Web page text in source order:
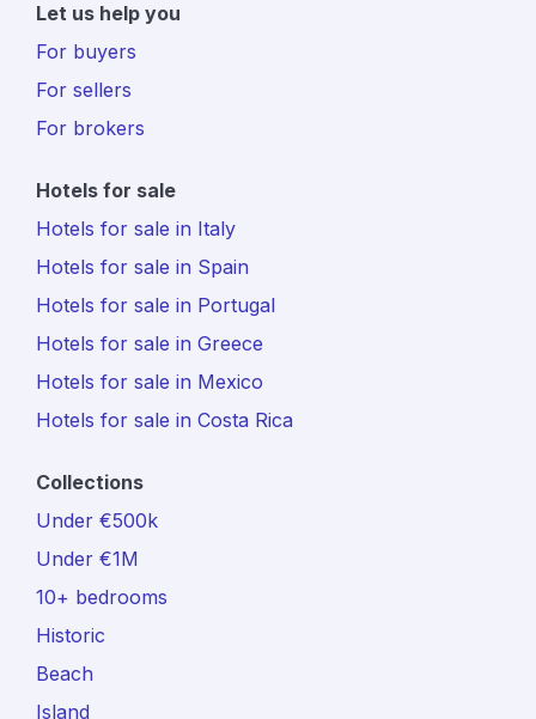
Let us help you
For buyers
For sellers
For brokers
Hotels for sale
Hotels for sale in Italy
Hotels for sale in Spain
Hotels for sale in Portugal
Hotels for sale in Greece
Hotels for sale in Mexico
Hotels for sale in Costa Rica
Collections
Under €500k
Under €1M
10+ bedrooms
Historic
Beach
Island